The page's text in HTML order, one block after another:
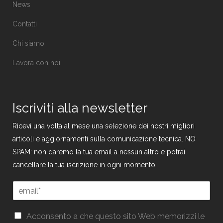
News
Contatti
Chi siamo
Lavora con noi
Iscriviti alla newsletter
Ricevi una volta al mese una selezione dei nostri migliori
articoli e aggiornamenti sulla comunicazione tecnica. NO
SPAM: non daremo la tua email a nessun altro e potrai
cancellare la tua iscrizione in ogni momento.
m
E
m
G
Acconsento a che questo sito Web memorizzi le